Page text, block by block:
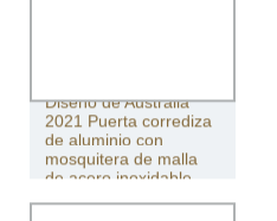
Diseño de Australia
2021 Puerta corrediza
de aluminio con
mosquitera de malla
de acero inoxidable